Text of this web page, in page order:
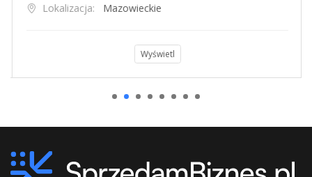
Lokalizacja:
Mazowieckie
Wyświetl